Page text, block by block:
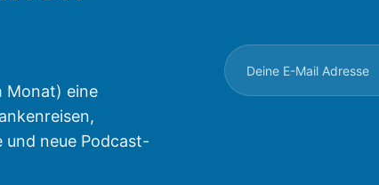
Monat) eine
und neue Podcast-